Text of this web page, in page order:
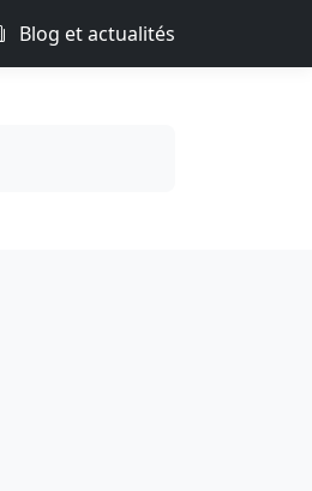
Blog et actualités